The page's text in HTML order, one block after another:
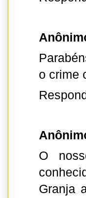
o crime
O
Granja